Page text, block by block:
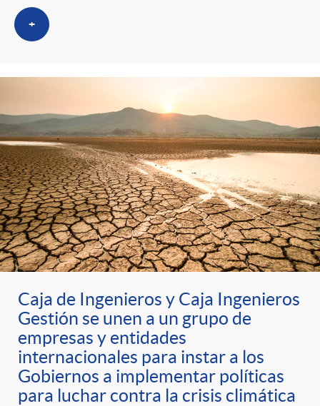
+
Caja de Ingenieros y Caja Ingenieros
Gestión se unen a un grupo de
empresas y entidades
internacionales para instar a los
Gobiernos a implementar políticas
para luchar contra la crisis climática